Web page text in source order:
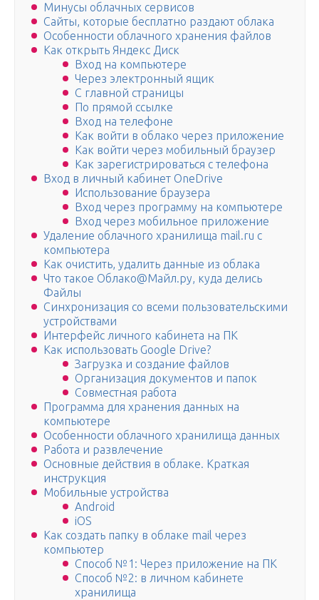
Минусы облачных сервисов
Сайты, которые бесплатно раздают облака
Особенности облачного хранения файлов
Как открыть Яндекс Диск
Вход на компьютере
Через электронный ящик
С главной страницы
По прямой ссылке
Вход на телефоне
Как войти в облако через приложение
Как войти через мобильный браузер
Как зарегистрироваться с телефона
Вход в личный кабинет OneDrive
Использование браузера
Вход через программу на компьютере
Вход через мобильное приложение
Удаление облачного хранилища mail.ru с
компьютера
Как очистить, удалить данные из облака
Что такое Облако@Майл.ру, куда делись
Файлы
Синхронизация со всеми пользовательскими
устройствами
Интерфейс личного кабинета на ПК
Как использовать Google Drive?
Загрузка и создание файлов
Организация документов и папок
Совместная работа
Программа для хранения данных на
компьютере
Особенности облачного хранилища данных
Работа и развлечение
Основные действия в облаке. Краткая
инструкция
Мобильные устройства
Android
iOS
Как создать папку в облаке mail через
компьютер
Способ №1: Через приложение на ПК
Способ №2: в личном кабинете
хранилища